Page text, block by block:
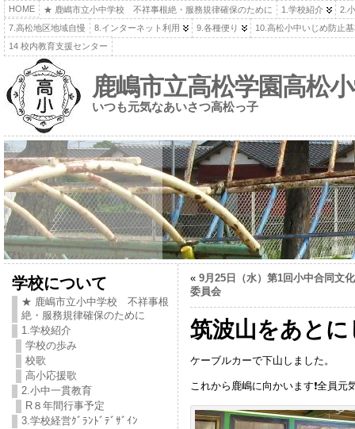
HOME ★ 鹿嶋市立小中学校 不祥事根絶・服務規律確保のために 1.学校紹介
2.
7.高松地区地域自慢
8.インターネット利用 9.各種便り
10.高松小中いじめ防止
14 校内教育支援センター
鹿嶋市立高松学園高松
いつも元気なあいさつ高松っ子
学校について
★ 鹿嶋市立小中学校 不祥事根
絶・服務規律確保のために
1.学校紹介
学校の歩み
校歌
高小応援歌
2.小中一貫教育
R８年間行事予定
3.学校経営ｸﾞﾗﾝﾄﾞﾃﾞｻﾞｲﾝ
« 9月25日（水）第1回小中合同文
委員会
筑波山をあと
ケーブルカーで下山しました。
これから鹿嶋に向かいます❗全員元